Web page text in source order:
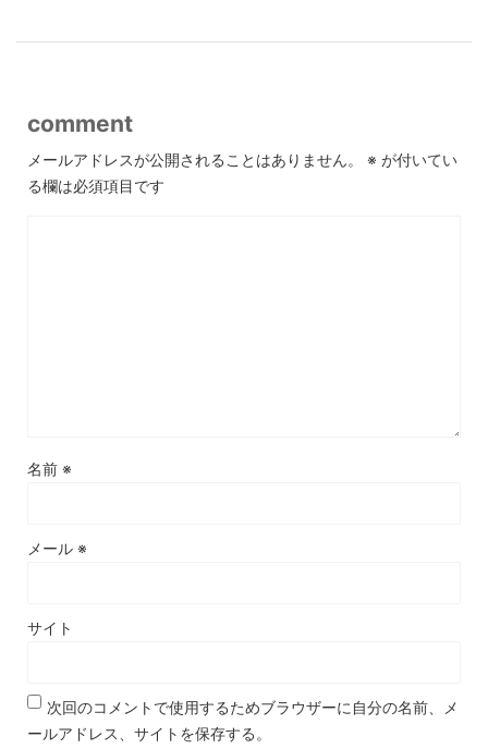
comment
メールアドレスが公開されることはありません。 ※ が付いてい
る欄は必須項目です
名前 ※
メール ※
サイト
次回のコメントで使用するためブラウザーに自分の名前、メ
ールアドレス、サイトを保存する。